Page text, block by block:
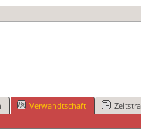
Verwandtschaft